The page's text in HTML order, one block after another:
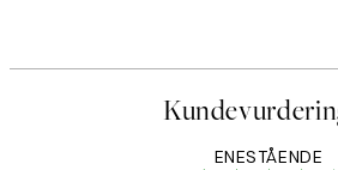
ENESTÅENDE